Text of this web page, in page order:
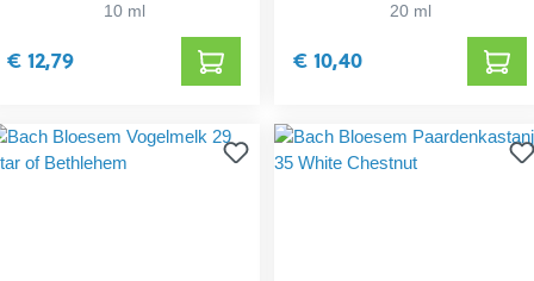
10 ml
€ 12,79
Eerste Hulp Spray
20 ml
€ 10,40